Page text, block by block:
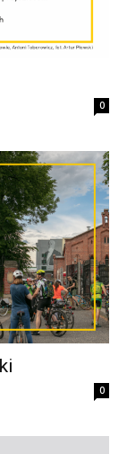
0
0